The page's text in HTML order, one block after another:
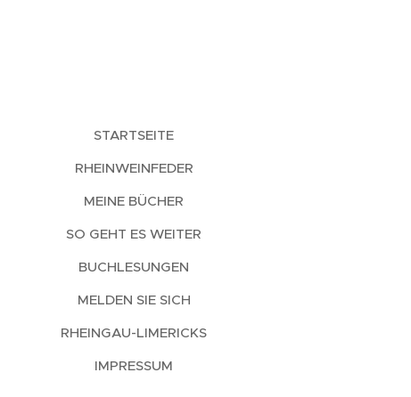
STARTSEITE
RHEINWEINFEDER
MEINE BÜCHER
SO GEHT ES WEITER
BUCHLESUNGEN
MELDEN SIE SICH
RHEINGAU-LIMERICKS
IMPRESSUM